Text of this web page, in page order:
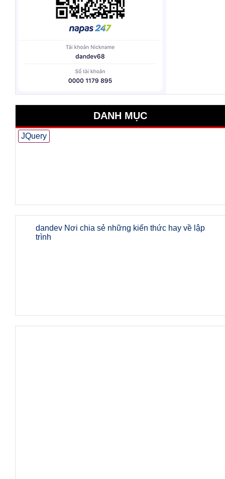
DANH MỤC
JQuery
dandev Nơi chia sẻ những kiến thức hay về lập
trình